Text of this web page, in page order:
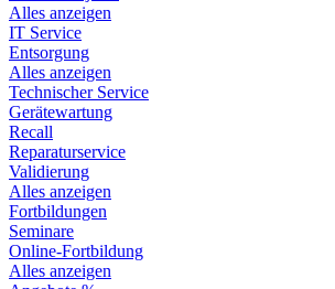
Alles anzeigen
IT Service
Entsorgung
Alles anzeigen
Technischer Service
Gerätewartung
Recall
Reparaturservice
Validierung
Alles anzeigen
Fortbildungen
Seminare
Online-Fortbildung
Alles anzeigen